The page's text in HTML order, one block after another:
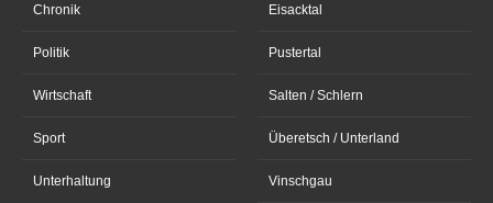
Chronik
Politik
Wirtschaft
Sport
Unterhaltung
Eisacktal
Pustertal
Salten / Schlern
Überetsch / Unterland
Vinschgau